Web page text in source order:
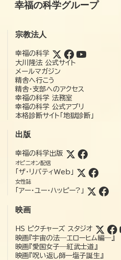
幸福の科学グループ
宗教法人
幸福の科学
大川隆法 公式サイト
メールマガジン
精舎へ行こう
精舎・支部へのアクセス
幸福の科学 法務室
幸福の科学 公式アプリ
本格診断サイト「地獄診断」
出版
幸福の科学出版
オピニオン配信
「ザ・リバティWeb」
女性誌
「アー・ユー・ハッピー?」
映画
HS ピクチャーズ スタジオ
映画『宇宙の法―エローヒム編―』
映画『愛国女子―紅武士道』
映画『呪い返し師—塩子誕生』